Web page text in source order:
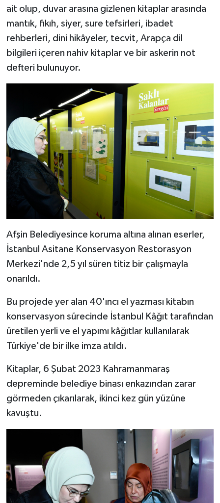
ait olup, duvar arasına gizlenen kitaplar arasında
mantık, fıkıh, siyer, sure tefsirleri, ibadet
rehberleri, dini hikâyeler, tecvit, Arapça dil
bilgileri içeren nahiv kitaplar ve bir askerin not
defteri bulunuyor.
Afşin Belediyesince koruma altına alınan eserler,
İstanbul Asitane Konservasyon Restorasyon
Merkezi'nde 2,5 yıl süren titiz bir çalışmayla
onarıldı.
Bu projede yer alan 40'ıncı el yazması kitabın
konservasyon sürecinde İstanbul Kâğıt tarafından
üretilen yerli ve el yapımı kâğıtlar kullanılarak
Türkiye'de bir ilke imza atıldı.
Kitaplar, 6 Şubat 2023 Kahramanmaraş
depreminde belediye binası enkazından zarar
görmeden çıkarılarak, ikinci kez gün yüzüne
kavuştu.